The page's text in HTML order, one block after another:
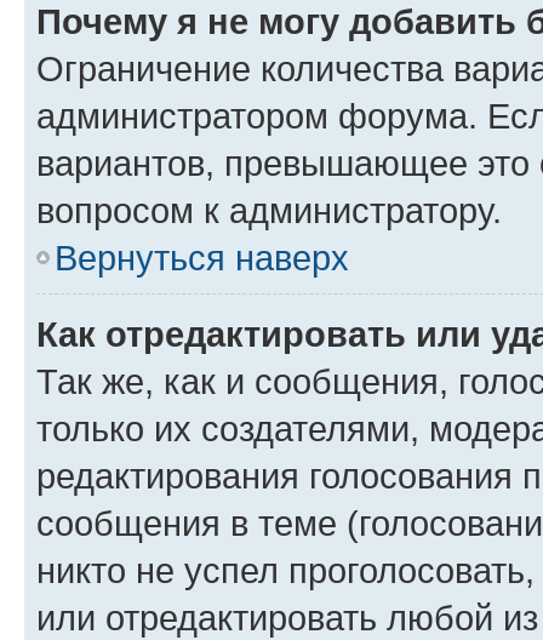
Почему я не могу добавить
Ограничение количества
администратором форума.
вариантов, превышающее это
вопросом к администратору.
Вернуться наверх
Как отредактировать или
Так же, как и сообщения,
только их создателями,
редактирования голосования
сообщения в теме
никто не успел
или отредактировать любой